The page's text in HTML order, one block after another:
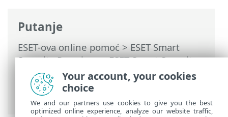
Putanje
ESET-ova online pomoć > ESET Smart
Security Premium>ESET Smart Security
Premium
>Sistemski preduvjeti>
Zastarjela verzija operacijskog sustava
Microsoft Windows
Your account, your cookies
choice
We and our partners use cookies to give you the best
optimized online experience, analyze our website traffic,